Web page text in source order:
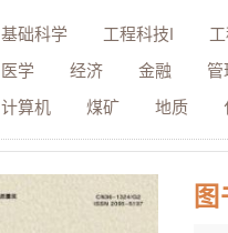
基础科学 工程科技I
医学
经济 金融 管
计算机
煤矿 地质